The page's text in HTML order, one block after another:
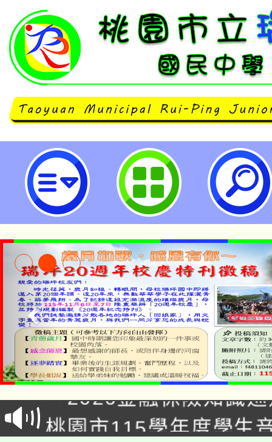
桃園市政府檢送桃園市第8屆公教
實施辦法及報名表各1份-桃園市立
公告本校115學年度第
代理(課)教師甄選結果(
「2026金融保險知識
車」活動
桃園市115學年度學生